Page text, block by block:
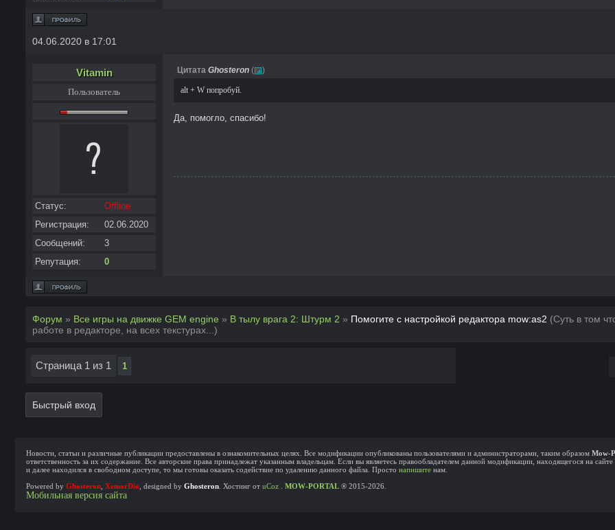
04.06.2020 в 17:01
Vitamin
Пользователь
Статус:
Offline
Регистрация:
02.06.2020
Сообщений:
3
Репутация:
0
Цитата Ghosteron ( )
alt + W попробуй.
Да, помогло, спасибо!
Форум » Все игры на движке GEM engine » В тылу врага 2: Штурм 2 » Помогите с настройкой редактора mow:as2 (Суть в том
работе в редакторе, на всех текстурах...)
Страница 1 из 1 1
Новости, статьи и различные публикации предоставлены в ознакомительных целях. Все модификации опубликованы пользователями и администраторами, таким образом Mow-
ответственность за их содержание. Все авторские права принадлежат указанным владельцам. Если вы являетесь правообладателем данной модификации, находящегося на
и далее находился в свободном доступе, то мы готовы оказать содействие по удалению данного файла. Просто напишите нам.
Powered by Ghosteron XemorDio , designed by Ghosteron Хостинг от uCoz MOW-PORTAL ® 2015-2026.
Мобильная версия сайта